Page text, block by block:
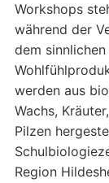
Workshops
während der
dem
werden aus
Wachs,
Pilzen
Region